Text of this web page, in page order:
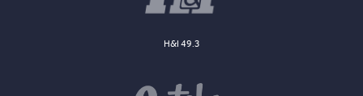
H&I 49.3